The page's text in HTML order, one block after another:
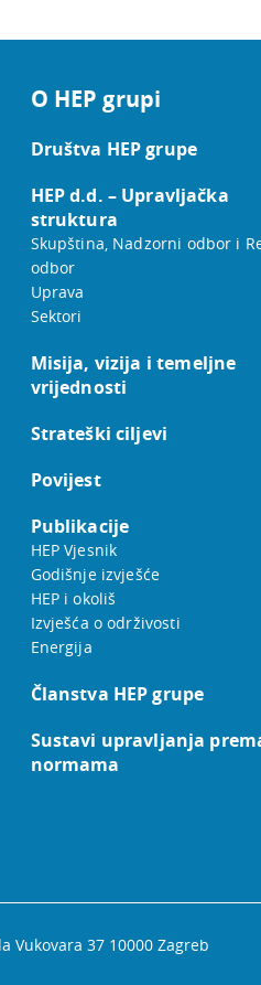
O HEP grupi
Društva HEP grupe
HEP d.d. – Upravljačka
struktura
Skupština, Nadzorni odbor i
odbor
Uprava
Sektori
Misija, vizija i temeljne
vrijednosti
Strateški ciljevi
Povijest
Publikacije
HEP Vjesnik
Godišnje izvješće
HEP i okoliš
Izvješća o održivosti
Energija
Članstva HEP grupe
Sustavi upravljanja
normama
Vukovara 37 10000 Zagreb